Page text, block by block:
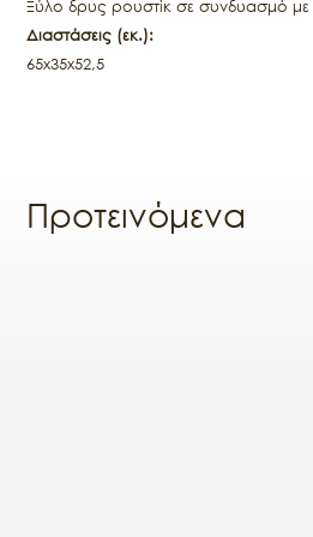
Ξύλο δρυς ρουστίκ σε συνδυασμό
Διαστάσεις (εκ.):
65x35x52,5
Προτεινόμενα